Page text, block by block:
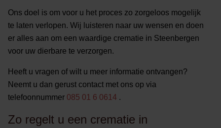
Ons doel is om voor u het proces zo zorgeloos mogelijk
te laten verlopen. Wij luisteren naar uw wensen en doen
er alles aan om een waardige crematie in Steenbergen
voor uw dierbare te verzorgen.
Heeft u vragen of wilt u meer informatie ontvangen?
Neemt u dan gerust contact met ons op via
telefoonnummer 085 01 6 0614 .
Zo regelt u een crematie in